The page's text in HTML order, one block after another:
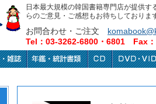
日本最大規模の韓国書籍専門店が提供
らのご意見・ご感想もお待ちしておりま
お問合わせ・ご注文
Tel：03-3262-6800・6801 Fax